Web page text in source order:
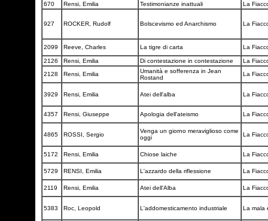
670 Rensi, Emilia Testimonianze inattuali La
927 ROCKER, Rudolf Bolscevismo ed Anarchismo La
2099 Reeve, Charles La tigre di carta La
2126 Rensi, Emilia Di contestazione in contestazione
La
2128
Rensi, Emilia
Umanità e sofferenza in Jean
Rostand
La
3929 Rensi, Emilia Atei dell'alba La
4357 Rensi, Giuseppe Apologia dell'ateismo La
4865 ROSSI, Sergio
Venga un giorno meraviglioso come
oggi
La
5172 Rensi, Emilia Chiose laiche La
5729 RENSI, Emilia L'azzardo della riflessione La
2119 Rensi, Emilia Atei dell'Alba La
5383 Roc, Leopold L'addomesticamento industriale La mala